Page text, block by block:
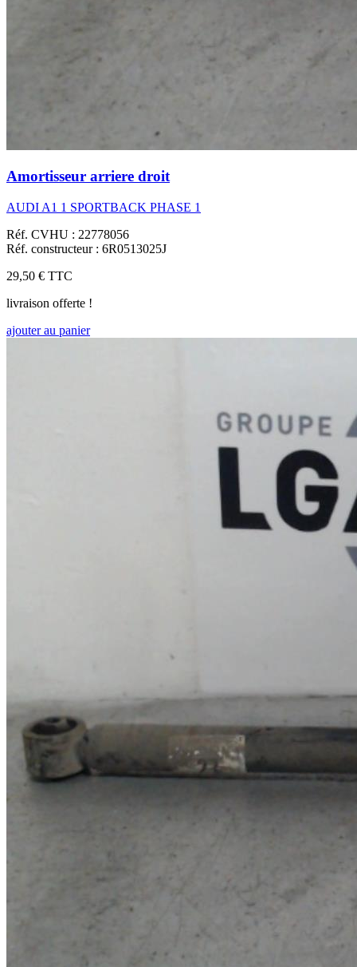
Amortisseur arriere droit
AUDI A1 1 SPORTBACK PHASE 1
Réf. CVHU : 22778056
Réf. constructeur : 6R0513025J
29,50 € TTC
livraison offerte !
ajouter au panier